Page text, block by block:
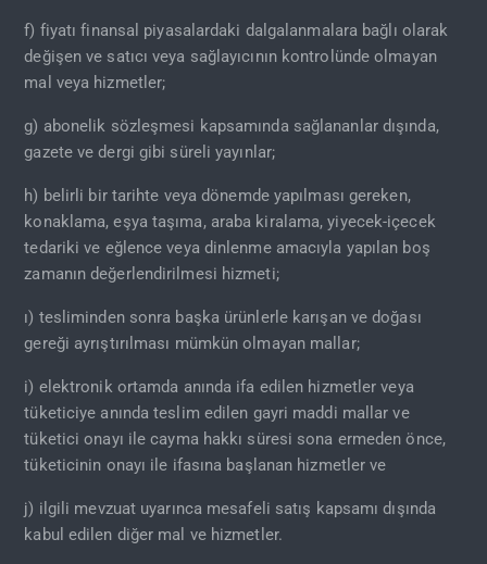
f) fiyatı finansal piyasalardaki dalgalanmalara bağlı olarak
değişen ve satıcı veya sağlayıcının kontrolünde olmayan
mal veya hizmetler;
g) abonelik sözleşmesi kapsamında sağlananlar dışında,
gazete ve dergi gibi süreli yayınlar;
h) belirli bir tarihte veya dönemde yapılması gereken,
konaklama, eşya taşıma, araba kiralama, yiyecek-içecek
tedariki ve eğlence veya dinlenme amacıyla yapılan boş
zamanın değerlendirilmesi hizmeti;
ı) tesliminden sonra başka ürünlerle karışan ve doğası
gereği ayrıştırılması mümkün olmayan mallar;
i) elektronik ortamda anında ifa edilen hizmetler veya
tüketiciye anında teslim edilen gayri maddi mallar ve
tüketici onayı ile cayma hakkı süresi sona ermeden önce,
tüketicinin onayı ile ifasına başlanan hizmetler ve
j) ilgili mevzuat uyarınca mesafeli satış kapsamı dışında
kabul edilen diğer mal ve hizmetler.